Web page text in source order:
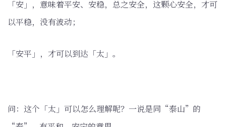
「安」，意味着平安、安稳，总之安全，这颗心安全，才可
以平稳，没有波动；
「安平」，才可以到达「太」。
问：这个「太」可以怎么理解呢？一说是同“泰山”的